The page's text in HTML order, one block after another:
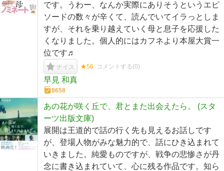
です。うわー、なんか実際にありそうというエピ
ソードの数々が辛くて、読んでいてイラっとしま
すが、それを乗り越えていく母と息子を応援した
くなりました。個人的にはカフネより本屋大賞一
位です♬
ナイス ★56 コメントする(0)
早見 和真
8658
あの花が咲く丘で、君とまた出会えたら。 (スタ
ーツ出版文庫)
展開は王道的で話の行く先も見えるお話しです
が、登場人物がみな魅力的で、話にひき込まれて
いきました。純愛ものですが、戦争の悲惨さが丹
念に書き込まれていて、心に残る作品です。知ら